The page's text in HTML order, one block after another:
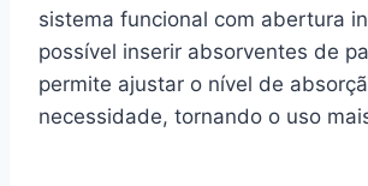
sistema funcional com abertura
possível inserir absorventes de
permite ajustar o nível de
necessidade, tornando o uso